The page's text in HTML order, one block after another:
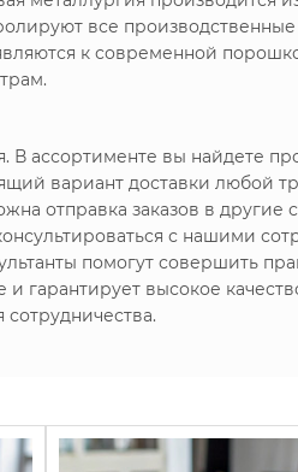
все
к современной
В ассортименте вы найдете
вариант доставки любой
отправка заказов в другие
с нашими
помогут совершить
и гарантирует высокое